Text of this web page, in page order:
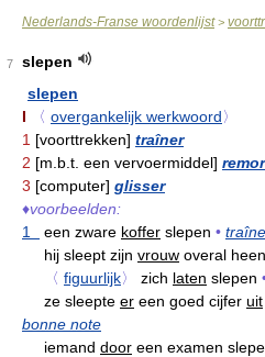
Nederlands-Franse woordenlijst>
7
slepen
slepen
I
〈 overgankelijk werkwoord〉
1 [voorttrekken] traîner
2 [m.b.t. een vervoermiddel]
3 [computer] glisser
♦voorbeelden:
1
een zware koffer slepen •
hij sleept zijn vrouw overal heen
〈 figuurlijk〉 zich laten slepen
ze sleepte er een goed cijfer uit
bonne note
iemand door een examen